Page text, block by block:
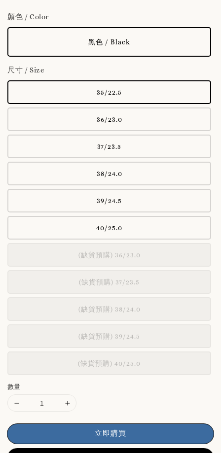
顏色 / Color
黑色 / Black
尺寸 / Size
35/22.5
36/23.0
37/23.5
38/24.0
39/24.5
40/25.0
(缺貨預購) 36/23.0
(缺貨預購) 37/23.5
(缺貨預購) 38/24.0
(缺貨預購) 39/24.5
(缺貨預購) 40/25.0
數量
立即購買